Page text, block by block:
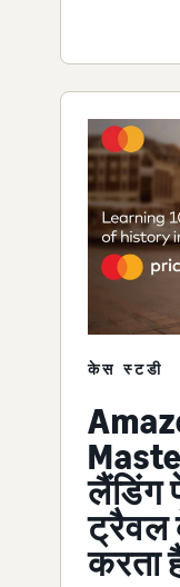
केस स्टडी
लैंडिंग
ट्रैवल
करता